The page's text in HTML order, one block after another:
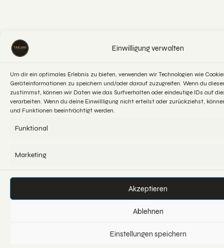
Einwilligung verwalten
Um dir ein optimales Erlebnis zu bieten, verwenden wir Technologien wie
Geräteinformationen zu speichern und/oder darauf zuzugreifen. Wenn du
zustimmst, können wir Daten wie das Surfverhalten oder eindeutige IDs auf
verarbeiten. Wenn du deine Einwillligung nicht erteilst oder zurückziehst,
und Funktionen beeinträchtigt werden.
Funktional
Marketing
Akzeptieren
Ablehnen
Einstellungen speichern